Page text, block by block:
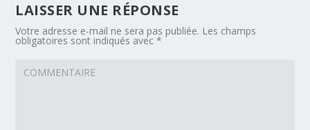
LAISSER UNE RÉPONSE
Votre adresse e-mail ne sera pas publiée. Les champs
obligatoires sont indiqués avec*